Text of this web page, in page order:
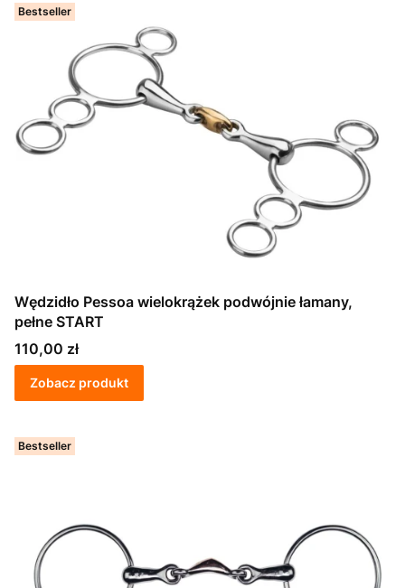
Bestseller
Wędzidło Pessoa wielokrążek podwójnie łamany,
pełne START
Cena
110,00 zł
Zobacz produkt
Bestseller